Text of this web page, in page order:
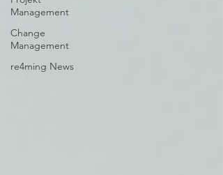
Management
Change
Management
re4ming News